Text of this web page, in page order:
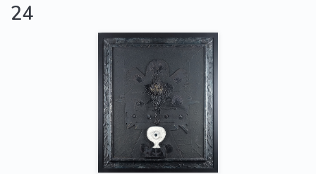
24